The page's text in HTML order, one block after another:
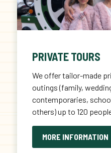
PRIVATE TOURS
We offer tailor-made
outings (family,
contemporaries,
others) up to 120
MORE INFORMATION